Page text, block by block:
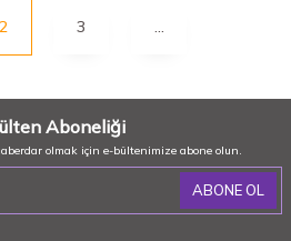
2 3 …
Aboneliği
olmak için e-bültenimize abone olun.
ABONE OL